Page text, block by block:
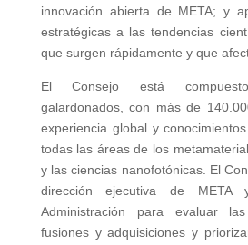
innovación abierta de META; y
estratégicas a las tendencias
que surgen rápidamente y que
El Consejo está
galardonados, con más de
experiencia global y
todas las áreas de los
y las ciencias nanofotónicas. El
dirección ejecutiva de
Administración para evaluar
fusiones y adquisiciones y